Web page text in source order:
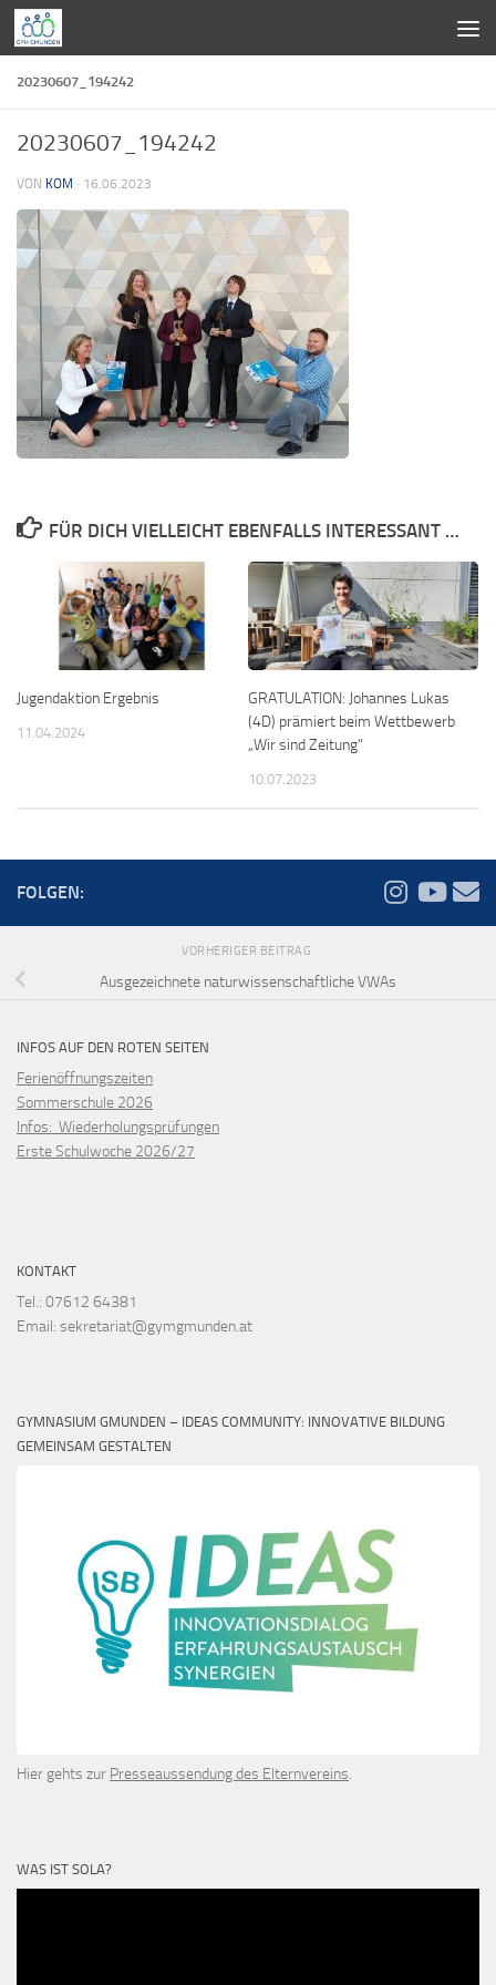
Zum Inhalt springen
20230607_194242
20230607_194242
VON KOM · 16.06.2023
FÜR DICH VIELLEICHT EBENFALLS INTERESSANT …
Jugendaktion Ergebnis
11.04.2024
GRATULATION: Johannes Lukas
(4D) prämiert beim Wettbewerb
„Wir sind Zeitung“
10.07.2023
FOLGEN:
VORHERIGER BEITRAG
Ausgezeichnete naturwissenschaftliche VWAs
INFOS AUF DEN ROTEN SEITEN
Ferienöffnungszeiten
Sommerschule 2026
Infos: Wiederholungsprüfungen
Erste Schulwoche 2026/27
KONTAKT
Tel.: 07612 64381
Email: sekretariat@gymgmunden.at
GYMNASIUM GMUNDEN – IDEAS COMMUNITY: INNOVATIVE BILDUNG
GEMEINSAM GESTALTEN
Hier gehts zur Presseaussendung des Elternvereins.
WAS IST SOLA?